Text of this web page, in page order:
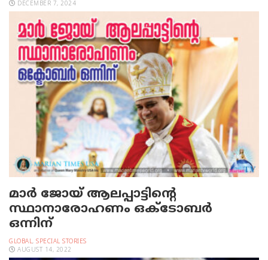
DECEMBER 7, 2024
മാർ ജോയ് ആലപ്പാട്ടിന്റെ
സ്ഥാനാരോഹണം ഒക്ടോബർ
ഒന്നിന്
GLOBAL, SPECIAL STORIES
AUGUST 14, 2022